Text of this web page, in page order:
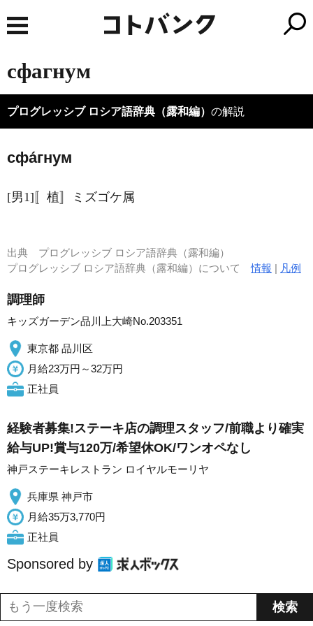
сфагнум
プログレッシブ ロシア語辞典（露和編） の解説
сфа́гнум
[男1]〚植〛ミズゴケ属
出典 プログレッシブ ロシア語辞典（露和編）
プログレッシブ ロシア語辞典（露和編）について情報 | 凡例
調理師
キッズガーデン品川上大崎No.203351
東京都 品川区
月給23万円～32万円
正社員
経験者募集!ステーキ店の調理スタッフ/前職より確実
給与UP!賞与120万/希望休OK/ワンオペなし
神戸ステーキレストラン ロイヤルモーリヤ
兵庫県 神戸市
月給35万3,770円
正社員
Sponsored by